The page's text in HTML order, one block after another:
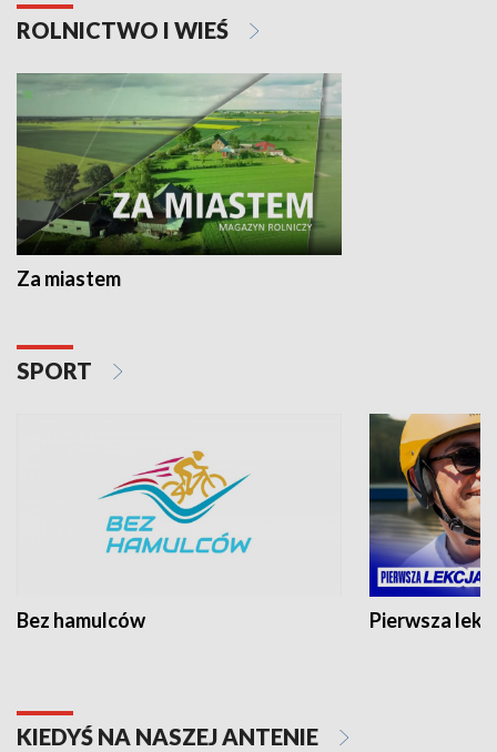
ROLNICTWO I WIEŚ
Za miastem
SPORT
Bez hamulców Pierwsza
KIEDYŚ NA NASZEJ ANTENIE